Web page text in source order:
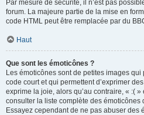
Par mesure de sécurité, il n’est pas
forum. La majeure partie de la mise en
code HTML peut être remplacée par du
Haut
Que sont les émoticônes ?
Les émoticônes sont de petites images
code court et qui permettent d’exprimer
exprime la joie, alors qu’au contraire, « :(
consulter la liste complète des
Essayez cependant de ne pas abuser des